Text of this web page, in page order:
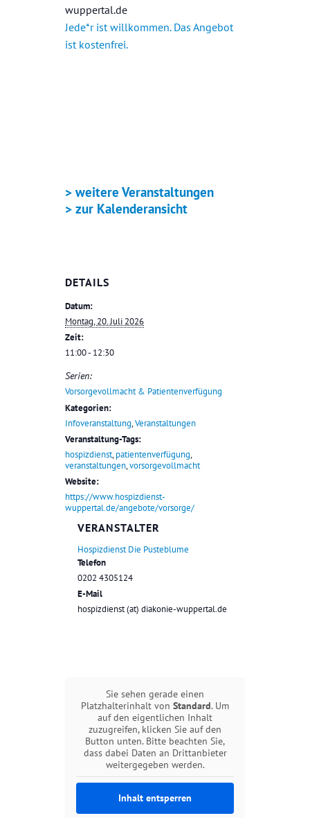
wuppertal.de
Jede*r ist willkommen. Das Angebot
ist kostenfrei.
> weitere Veranstaltungen
> zur Kalenderansicht
DETAILS
Datum:
Montag, 20. Juli 2026
Zeit:
11:00 - 12:30
Serien:
Vorsorgevollmacht & Patientenverfügung
Kategorien:
Infoveranstaltung,Veranstaltungen
Veranstaltung-Tags:
hospizdienst,patientenverfügung,
veranstaltungen,vorsorgevollmacht
Website:
https://www.hospizdienst-
wuppertal.de/angebote/vorsorge/
VERANSTALTER
Hospizdienst Die Pusteblume
Telefon
0202 4305124
E-Mail
hospizdienst (at) diakonie-wuppertal.de
Sie sehen gerade einen
Platzhalterinhalt von Standard. Um
auf den eigentlichen Inhalt
zuzugreifen, klicken Sie auf den
Button unten. Bitte beachten Sie,
dass dabei Daten an Drittanbieter
weitergegeben werden.
Inhalt entsperren